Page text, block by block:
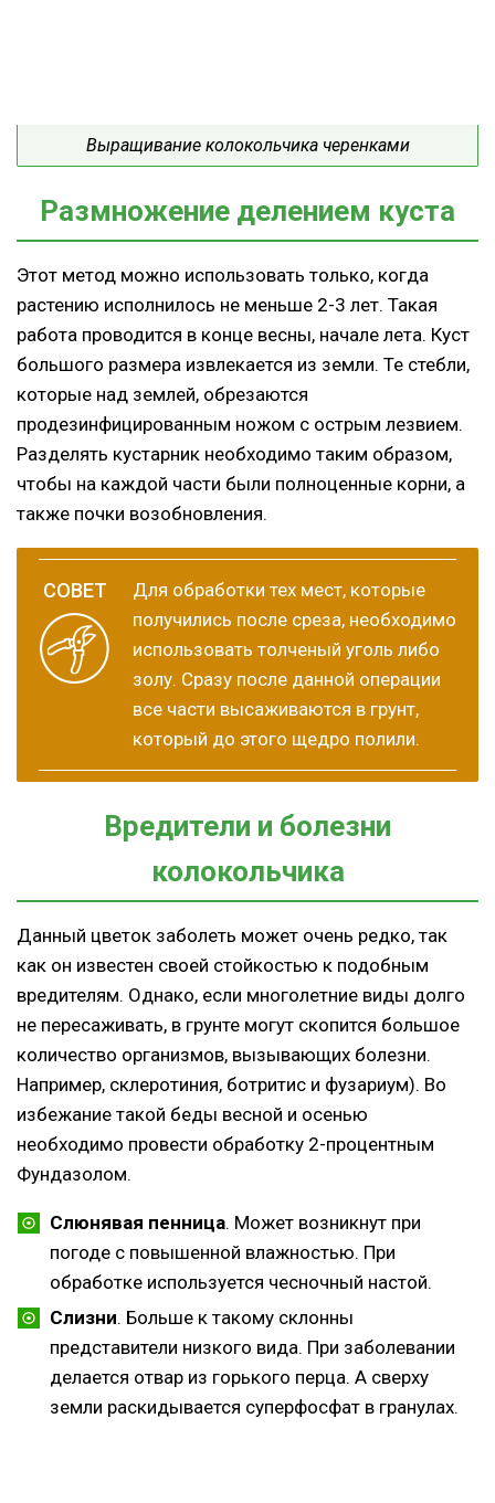
Выращивание колокольчика черенками
Размножение делением куста
Этот метод можно использовать только, когда
растению исполнилось не меньше 2-3 лет. Такая
работа проводится в конце весны, начале лета. Куст
большого размера извлекается из земли. Те стебли,
которые над землей, обрезаются
продезинфицированным ножом с острым лезвием.
Разделять кустарник необходимо таким образом,
чтобы на каждой части были полноценные корни, а
также почки возобновления.
Для обработки тех мест, которые
получились после среза, необходимо
использовать толченый уголь либо
золу. Сразу после данной операции
все части высаживаются в грунт,
который до этого щедро полили.
Вредители и болезни
колокольчика
Данный цветок заболеть может очень редко, так
как он известен своей стойкостью к подобным
вредителям. Однако, если многолетние виды долго
не пересаживать, в грунте могут скопится большое
количество организмов, вызывающих болезни.
Например, склеротиния, ботритис и фузариум). Во
избежание такой беды весной и осенью
необходимо провести обработку 2-процентным
Фундазолом.
Слюнявая пенница. Может возникнут при
погоде с повышенной влажностью. При
обработке используется чесночный настой.
Слизни. Больше к такому склонны
представители низкого вида. При заболевании
делается отвар из горького перца. А сверху
земли раскидывается суперфосфат в гранулах.